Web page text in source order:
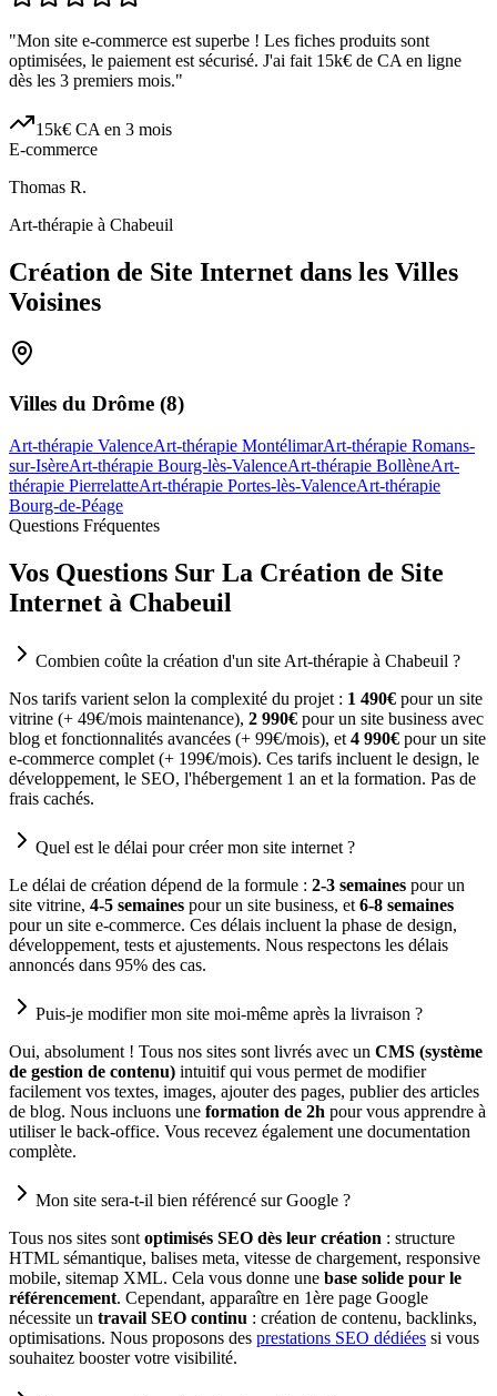
"Mon site e-commerce est superbe ! Les fiches produits sont
optimisées, le paiement est sécurisé. J'ai fait 15k€ de CA en ligne
dès les 3 premiers mois."
15k€ CA en 3 mois
E-commerce
Thomas R.
Art-thérapie à Chabeuil
Création de Site Internet dans les Villes
Voisines
Villes du Drôme (8)
Art-thérapie ValenceArt-thérapie MontélimarArt-thérapie Romans-
sur-IsèreArt-thérapie Bourg-lès-ValenceArt-thérapie BollèneArt-
thérapie PierrelatteArt-thérapie Portes-lès-ValenceArt-thérapie
Bourg-de-Péage
Questions Fréquentes
Vos Questions Sur La Création de Site
Internet à Chabeuil
Combien coûte la création d'un site Art-thérapie à Chabeuil ?
Nos tarifs varient selon la complexité du projet : 1 490€ pour un site
vitrine (+ 49€/mois maintenance), 2 990€ pour un site business avec
blog et fonctionnalités avancées (+ 99€/mois), et 4 990€ pour un site
e-commerce complet (+ 199€/mois). Ces tarifs incluent le design, le
développement, le SEO, l'hébergement 1 an et la formation. Pas de
frais cachés.
Quel est le délai pour créer mon site internet ?
Le délai de création dépend de la formule : 2-3 semaines pour un
site vitrine, 4-5 semaines pour un site business, et 6-8 semaines
pour un site e-commerce. Ces délais incluent la phase de design,
développement, tests et ajustements. Nous respectons les délais
annoncés dans 95% des cas.
Puis-je modifier mon site moi-même après la livraison ?
Oui, absolument ! Tous nos sites sont livrés avec un CMS (système
de gestion de contenu) intuitif qui vous permet de modifier
facilement vos textes, images, ajouter des pages, publier des articles
de blog. Nous incluons une formation de 2h pour vous apprendre à
utiliser le back-office. Vous recevez également une documentation
complète.
Mon site sera-t-il bien référencé sur Google ?
Tous nos sites sont optimisés SEO dès leur création : structure
HTML sémantique, balises meta, vitesse de chargement, responsive
mobile, sitemap XML. Cela vous donne une base solide pour le
référencement. Cependant, apparaître en 1ère page Google
nécessite un travail SEO continu : création de contenu, backlinks,
optimisations. Nous proposons des prestations SEO dédiées si vous
souhaitez booster votre visibilité.